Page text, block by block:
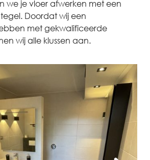
we je vloer afwerken met een
Doordat wij een
met gekwalificeerde
wij alle klussen aan.